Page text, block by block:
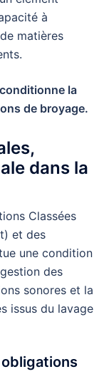
à
matières
la
de broyage.
dans la
Classées
et des
une condition
des
sonores et la
issus du lavage